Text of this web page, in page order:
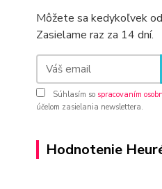
Môžete sa kedykoľvek
Zasielame raz za 14 dní.
Súhlasím so spracovaním
účelom zasielania newslettera.
Hodnotenie